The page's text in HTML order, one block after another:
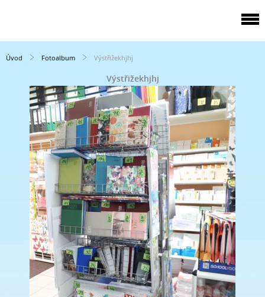
Úvod Fotoalbum Výstřižekhjhj
Výstřižekhjhj